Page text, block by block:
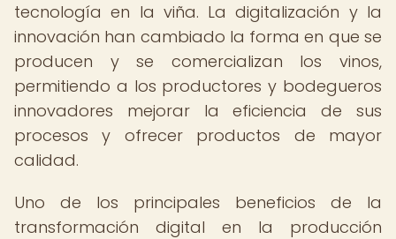
tecnología en la viña. La digitalización y la
innovación han cambiado la forma en que se
producen y se comercializan los vinos,
permitiendo a los productores y bodegueros
innovadores mejorar la eficiencia de sus
procesos y ofrecer productos de mayor
calidad.
Uno de los principales beneficios de la
transformación digital en la producción